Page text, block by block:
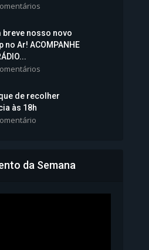
Sheila Lemos
nesta...
de exibição
emissão da
breve nosso novo
no Ar! ACOMPANHE
de recolher
às 18h
da Semana